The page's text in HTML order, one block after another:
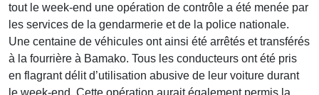
tout le week-end une opération de contrôle a été menée par
les services de la gendarmerie et de la police nationale.
Une centaine de véhicules ont ainsi été arrêtés et transférés
à la fourrière à Bamako. Tous les conducteurs ont été pris
en flagrant délit d’utilisation abusive de leur voiture durant